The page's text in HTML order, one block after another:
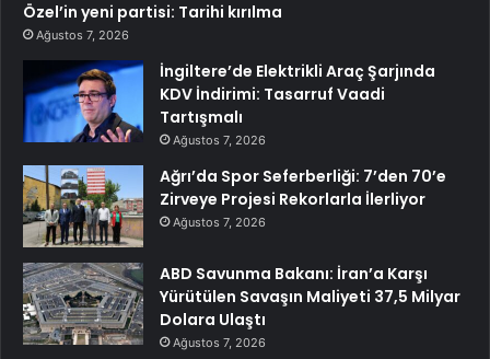
Özel’in yeni partisi: Tarihi kırılma
Ağustos 7, 2026
İngiltere’de Elektrikli Araç Şarjında
KDV İndirimi: Tasarruf Vaadi
Tartışmalı
Ağustos 7, 2026
Ağrı’da Spor Seferberliği: 7’den 70’e
Zirveye Projesi Rekorlarla İlerliyor
Ağustos 7, 2026
ABD Savunma Bakanı: İran’a Karşı
Yürütülen Savaşın Maliyeti 37,5 Milyar
Dolara Ulaştı
Ağustos 7, 2026